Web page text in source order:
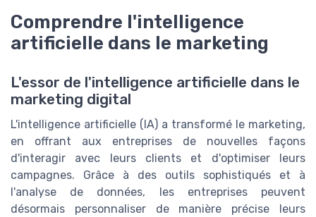
Comprendre l'intelligence
artificielle dans le marketing
L'essor de l'intelligence artificielle dans le
marketing digital
L'intelligence artificielle (IA) a transformé le marketing,
en offrant aux entreprises de nouvelles façons
d'interagir avec leurs clients et d'optimiser leurs
campagnes. Grâce à des outils sophistiqués et à
l'analyse de données, les entreprises peuvent
désormais personnaliser de manière précise leurs